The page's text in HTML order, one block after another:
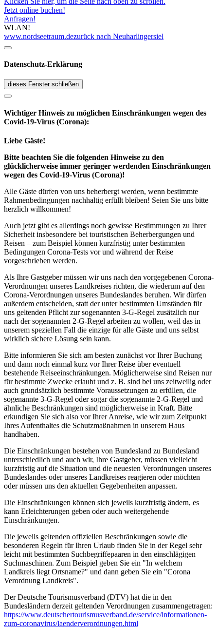
Jetzt online buchen!
Anfragen!
WLAN!
www.nordseetraum.dezurück nach Neuharlingersiel
Datenschutz-Erklärung
dieses Fenster schließen
Wichtiger Hinweis zu möglichen Ein­schränk­ungen wegen des
Covid-19-Virus (Corona):
Liebe Gäste!
Bitte beachten Sie die folgenden Hinweise zu den
glücklicherweise immer geringer werdenden Einschränkungen
wegen des Covid-19-Virus (Corona)!
Alle Gäste dürfen von uns beherbergt werden, wenn bestimmte
Rahmenbedingungen nachhaltig erfüllt bleiben! Seien Sie uns bitte
herzlich willkommen!
Auch jetzt gibt es allerdings noch gewisse Bestimmungen zu Ihrer
Sicherheit insbesondere bei touristischen Beherbergungen und
Reisen – zum Beispiel können kurzfristig unter bestimmten
Bedingungen Corona-Tests vor und während der Reise
vorgeschrieben werden.
Als Ihre Gastgeber müssen wir uns nach den vorgegebenen Corona-
Verordnungen unseres Landkreises richten, die wiederum auf den
Corona-Verordnungen unseres Bundeslandes beruhen. Wir dürfen
außerdem entscheiden, statt der unter bestimmten Umständen für
uns geltenden Pflicht zur sogenannten 3-G-Regel zusätzlich nur
nach der sogenannten 2-G-Regel arbeiten zu wollen, weil das in
unserem speziellen Fall die einzige für alle Gäste und uns selbst
wirklich sichere Lösung sein kann.
Bitte informieren Sie sich am besten zunächst vor Ihrer Buchung
und dann noch einmal kurz vor Ihrer Reise über eventuell
bestehende Reiseeinschränkungen. Möglicherweise sind Reisen nur
für bestimmte Zwecke erlaubt und z. B. sind bei uns zeitweilig oder
auch grundsätzlich bestimmte Voraussetzungen zu erfüllen, die
sogenannte 3-G-Regel oder sogar die sogenannte 2-G-Regel und
ähnliche Beschränkungen sind möglicherweise in Kraft. Bitte
erkundigen Sie sich also vor Ihrer Anreise, wie wir zum Zeitpunkt
Ihres Aufenthaltes die Schutzmaßnahmen in unserem Haus
handhaben.
Die Einschränkungen bestehen von Bundesland zu Bundesland
unterschiedlich und auch wir, Ihre Gastgeber, müssen vielleicht
kurzfristig auf die Situation und die neuesten Verordnungen unseres
Bundeslandes oder unseres Landkreises reagieren oder möchten
oder müssen uns den aktuellen Gegebenheiten anpassen.
Die Einschränkungen können sich jeweils kurzfristig ändern, es
kann Erleichterungen geben oder auch weitergehende
Einschränkungen.
Die jeweils geltenden offiziellen Beschränkungen sowie die
besonderen Regeln für Ihren Urlaub finden Sie in der Regel sehr
leicht mit bestimmten Suchbegriffepaaren in den einschlägigen
Suchmaschinen. Zum Beispiel geben Sie ein "In welchem
Landkreis liegt Ortsname?" und dann geben Sie ein "Corona
Verordnung Landkreis".
Der Deutsche Tourismusverband (DTV) hat die in den
Bundesländern derzeit geltenden Verordnungen zusammengetragen:
https://www.deutscher­tourismusverband.de/­service/­informationen-
zum-coronavirus/­laenderverordnungen.html